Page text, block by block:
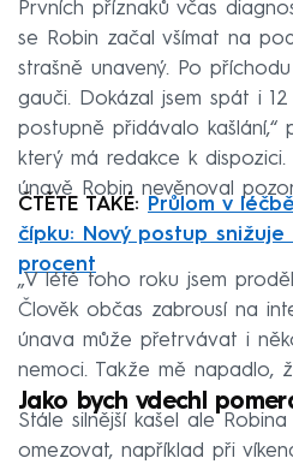
Prvních příznaků včas
se Robin začal všímat na
strašně unavený. Po
gauči. Dokázal jsem spát i
postupně přidávalo kašlání,“
který má redakce k
únavě Robin nevěnoval
ČTĚTE TAKÉ: Průlom v
čípku: Nový postup
procent
„V létě toho roku jsem
Člověk občas zabrousí na
únava může přetrvávat i
nemoci. Takže mě napadlo,
Jako bych vdechl
Stále silnější kašel ale
omezovat, například při